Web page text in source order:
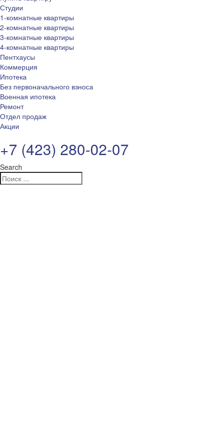
Студии
1-комнатные квартиры
2-комнатные квартиры
3-комнатные квартиры
4-комнатные квартиры
Пентхаусы
Коммерция
Ипотека
Без первоначального взноса
Военная ипотека
Ремонт
Отдел продаж
Акции
+7 (423) 280-02-07
Search